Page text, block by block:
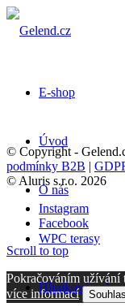
E-shop
Úvod
O nás
WPC terasy
Hliníkové
© Copyright -
podmínky B2B |
© Aluris s.r.o. 2026
Instagram
Facebook
Scroll to top
Pokračováním užívání
více informací